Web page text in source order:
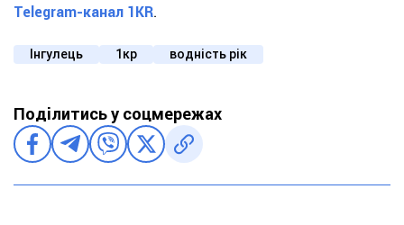
Telegram-канал 1KR.
Інгулець 1кр водність рік
Поділитись у соцмережах